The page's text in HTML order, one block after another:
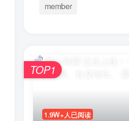
member
1.9W+人已阅读
TOP1